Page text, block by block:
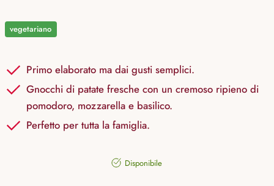
vegetariano
Primo elaborato ma dai gusti semplici.
Gnocchi di patate fresche con un cremoso ripieno di
pomodoro, mozzarella e basilico.
Perfetto per tutta la famiglia.
Disponibile